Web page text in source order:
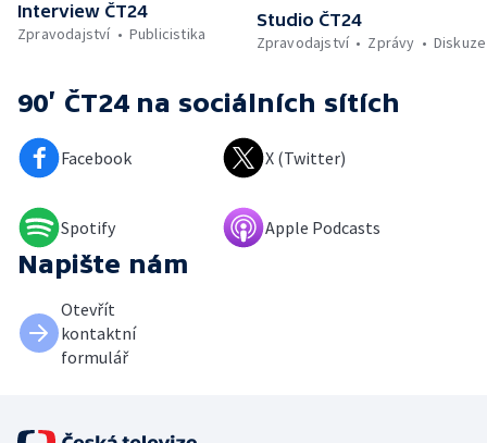
Interview ČT24
Zpravodajství
Publicistika
Studio ČT24
Zpravodajství
Zprávy Diskuze
90’ ČT24 na sociálních sítích
Facebook X (Twitter)
Spotify Apple Podcasts
Napište nám
Otevřít
kontaktní
formulář